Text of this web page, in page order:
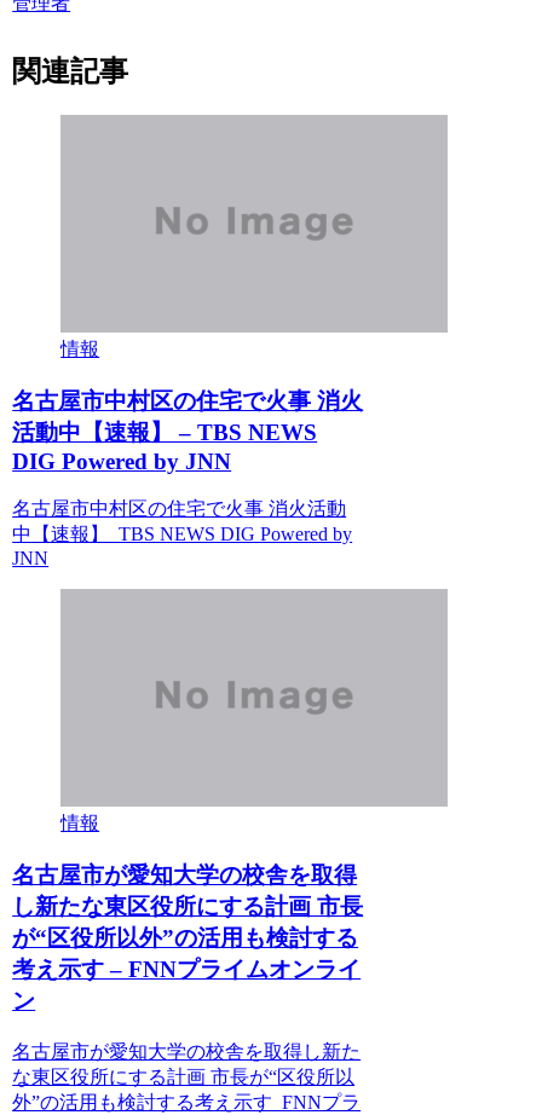
関連記事
情報
名古屋市中村区の住宅で火事 消火
活動中【速報】 – TBS NEWS
DIG Powered by JNN
名古屋市中村区の住宅で火事 消火活動
中【速報】 TBS NEWS DIG Powered by
JNN
情報
名古屋市が愛知大学の校舎を取得
し新たな東区役所にする計画 市長
が“区役所以外”の活用も検討する
考え示す – FNNプライムオンライ
ン
名古屋市が愛知大学の校舎を取得し新た
な東区役所にする計画 市長が“区役所以
外”の活用も検討する考え示す FNNプラ